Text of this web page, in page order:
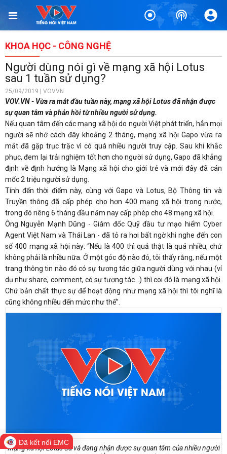
KHOA HỌC - CÔNG NGHỆ
Người dùng nói gì về mạng xã hội Lotus
sau 1 tuần sử dụng?
25/09/2019 | VOVVN
VOV.VN - Vừa ra mắt đầu tuần này, mạng xã hội Lotus đã nhận được
sự quan tâm và phản hồi từ nhiều người sử dụng.
Nếu quan tâm đến các mạng xã hội do người Việt phát triển, hẳn mọi
người sẽ nhớ cách đây khoảng 2 tháng, mạng xã hội Gapo vừa ra
mắt đã gặp trục trặc vì có quá nhiều người truy cập. Sau khi khắc
phục, đem lại trải nghiệm tốt hơn cho người sử dụng, Gapo đã khẳng
định về định hướng là Mạng xã hội cho giới trẻ và mới đây đã cán
mốc 2 triệu người sử dụng.
Tính đến thời điểm này, cùng với Gapo và Lotus, Bộ Thông tin và
Truyền thông đã cấp phép cho hơn 400 mạng xã hội trong nước,
trong đó riêng 6 tháng đầu năm nay cấp phép cho 48 mạng xã hội.
Ông Nguyễn Mạnh Dũng - Giám đốc Quỹ đầu tư mạo hiểm Cyber
Agent Việt Nam và Thái Lan - đã tỏ ra hơi bất ngờ khi nghe đến con
số 400 mạng xã hội này: “Nếu là 400 thì quả thật là quá nhiều, chứ
không phải là nhiều nữa. Ở một góc độ nào đó, tôi thấy rằng, nếu một
trang thông tin nào đó có sự tương tác giữa người dùng với nhau (ví
dụ như share, comment, có sự tương tác...) thì coi đó là mạng xã hội.
Chứ bản chất thực sự để hoạt động như mạng xã hội thì tôi nghĩ là
cũng không nhiều đến mức như thế”.
Mạng xã hội Lotus đã và đang nhận được sự quan tâm của nhiều người
Đã kết nối EMC